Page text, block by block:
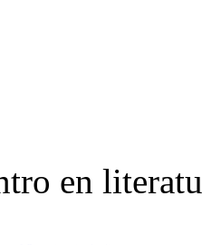
en